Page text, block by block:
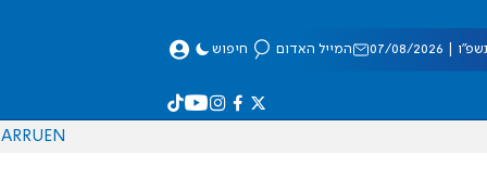
08/2026 המייל האדום חיפוש
EN
RU
AR